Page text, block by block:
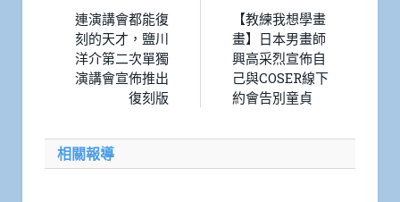
連演講會都能復
刻的天才，鹽川
洋介第二次單獨
演講會宣佈推出
復刻版
【教練我想學畫
畫】日本男畫師
興高采烈宣佈自
己與COSER線下
約會告別童貞
相關報導